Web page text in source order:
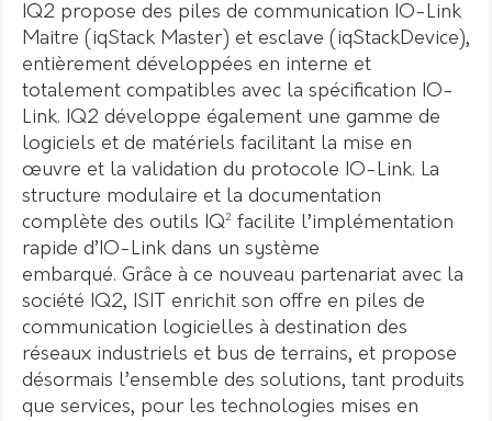
IQ2 propose des piles de communication IO-Link
Maitre (iqStack Master) et esclave (iqStackDevice),
entièrement développées en interne et
totalement compatibles avec la spécification IO-
Link. IQ2 développe également une gamme de
logiciels et de matériels facilitant la mise en
œuvre et la validation du protocole IO-Link. La
structure modulaire et la documentation
complète des outils IQ² facilite l’implémentation
rapide d’IO-Link dans un système
embarqué. Grâce à ce nouveau partenariat avec la
société IQ2, ISIT enrichit son offre en piles de
communication logicielles à destination des
réseaux industriels et bus de terrains, et propose
désormais l’ensemble des solutions, tant produits
que services, pour les technologies mises en